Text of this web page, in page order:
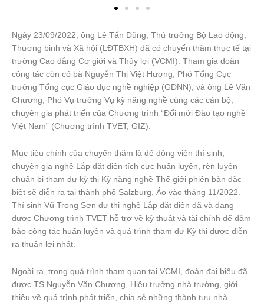
Ngày 23/09/2022, ông Lê Tấn Dũng, Thứ trưởng Bộ Lao động,
Thương binh và Xã hội (LĐTBXH) đã có chuyến thăm thực tế tại
trường Cao đẳng Cơ giới và Thủy lợi (VCMI). Tham gia đoàn
công tác còn có bà Nguyễn Thị Việt Hương, Phó Tổng Cục
trưởng Tổng cục Giáo dục nghề nghiệp (GDNN), và ông Lê Văn
Chương, Phó Vụ trưởng Vụ kỹ năng nghề cùng các cán bộ,
chuyên gia phát triển của Chương trình “Đổi mới Đào tạo nghề
Việt Nam” (Chương trình TVET, GIZ).
Mục tiêu chính của chuyến thăm là để động viên thí sinh,
chuyên gia nghề Lắp đặt điện tích cực huấn luyện, rèn luyện
chuẩn bị tham dự kỳ thi Kỹ năng nghề Thế giới phiên bản đặc
biệt sẽ diễn ra tại thành phố Salzburg, Áo vào tháng 11/2022.
Thí sinh Vũ Trọng Sơn dự thi nghề Lắp đặt điện đã và đang
được Chương trình TVET hỗ trợ về kỹ thuật và tài chính để đảm
bảo công tác huấn luyện và quá trình tham dự Kỳ thi được diễn
ra thuận lợi nhất.
Ngoài ra, trong quá trình tham quan tại VCMI, đoàn đại biểu đã
được TS Nguyễn Văn Chương, Hiệu trưởng nhà trường, giới
thiệu về quá trình phát triển, chia sẻ những thành tựu nhà